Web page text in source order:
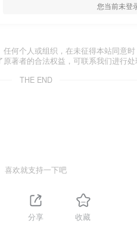
您当前未登
何个人或组织，在未征得本站同意
著者的合法权益，可联系我们进行处
THE END
喜欢就支持一下吧
分享 收藏